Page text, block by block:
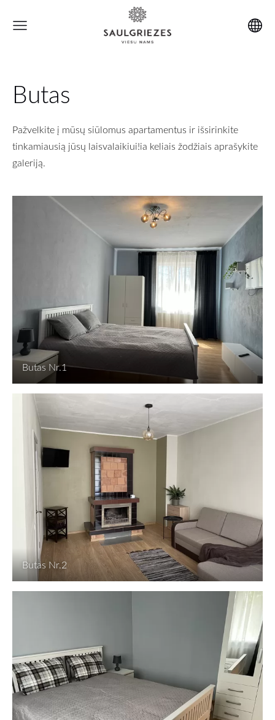
Butas
Pažvelkite į mūsų siūlomus apartamentus ir išsirinkite
tinkamiausią jūsų laisvalaikiui!ia keliais žodžiais aprašykite
galeriją.
Butas Nr.1
Butas Nr.2